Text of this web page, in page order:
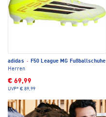
adidas ·
F50 League MG Fußballschuhe
Herren
€ 69,99
UVP* € 89,99